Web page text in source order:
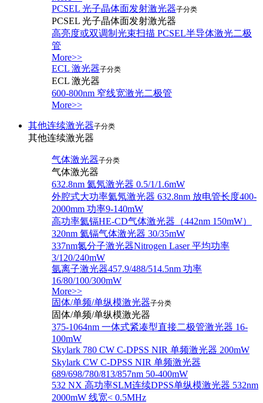
PCSEL 光子晶体面发射激光器子分类
PCSEL 光子晶体面发射激光器
高亮度或双调制光束扫描 PCSEL半导体激光二极
管
More>>
ECL 激光器子分类
ECL 激光器
600-800nm 窄线宽激光二极管
More>>
其他连续激光器子分类
其他连续激光器
气体激光器子分类
气体激光器
632.8nm 氦氖激光器 0.5/1/1.6mW
外腔式大功率氦氖激光器 632.8nm 放电管长度400-
2000mm 功率9-140mW
高功率氦镉HE-CD气体激光器（442nm 150mW）
320nm 氦镉气体激光器 30/35mW
337nm氮分子激光器Nitrogen Laser 平均功率
3/120/240mW
氩离子激光器457.9/488/514.5nm 功率
16/80/100/300mW
More>>
固体/单频/单纵模激光器子分类
固体/单频/单纵模激光器
375-1064nm 一体式紧凑型直接二极管激光器 16-
100mW
Skylark 780 CW C-DPSS NIR 单频激光器 200mW
Skylark CW C-DPSS NIR 单频激光器
689/698/780/813/857nm 50-400mW
532 NX 高功率SLM连续DPSS单纵模激光器 532nm
2000mW 线宽< 0.5MHz